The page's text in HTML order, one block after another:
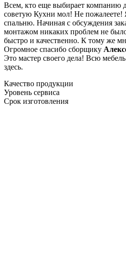
Всем, кто еще выбирает компанию
советую Кухни мол! Не пожалеете!
спальню. Начиная с обсуждения
монтажом никаких проблем не
быстро и качественно. К тому же
Огромное спасибо сборщику
Это мастер своего дела! Всю мебель
здесь.
Качество продукции
Уровень сервиса
Срок изготовления